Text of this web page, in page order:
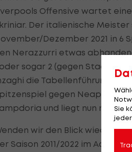
Offensive wartet
Der italienische
Dezember 2021 in 6
Nerazzurri etwas
oder sogar 2 (gegen
die Tabellenführung an
gegen Neapel mit
und liegt nun mit
wir den Blick wieder
Saison 2011/2022 im
Sie